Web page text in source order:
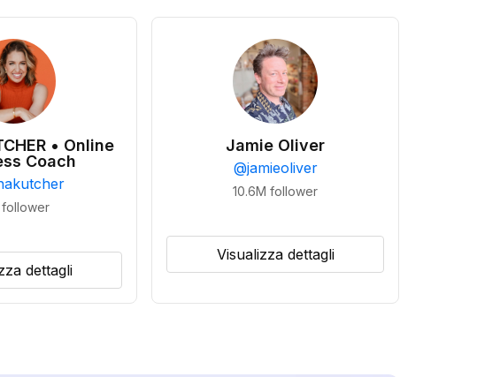
• Online
Coach
follower
dettagli
Jamie Oliver
@jamieoliver
10.6M follower
Visualizza dettagli